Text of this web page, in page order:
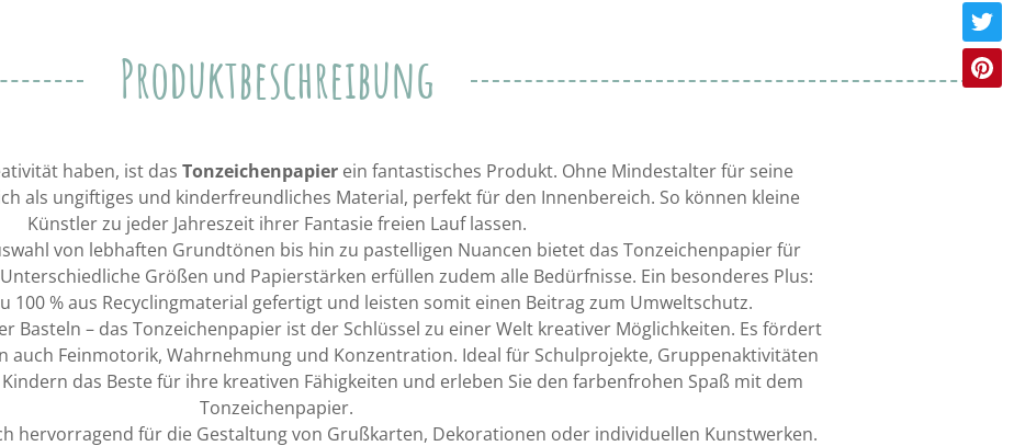
Produktbeschreibung
haben, ist das Tonzeichenpapier ein fantastisches Produkt. Ohne Mindestalter für seine
als ungiftiges und kinderfreundliches Material, perfekt für den Innenbereich. So können kleine
Künstler zu jeder Jahreszeit ihrer Fantasie freien Lauf lassen.
von lebhaften Grundtönen bis hin zu pastelligen Nuancen bietet das Tonzeichenpapier für
Größen und Papierstärken erfüllen zudem alle Bedürfnisse. Ein besonderes Plus:
100 % aus Recyclingmaterial gefertigt und leisten somit einen Beitrag zum Umweltschutz.
Basteln – das Tonzeichenpapier ist der Schlüssel zu einer Welt kreativer Möglichkeiten. Es fördert
auch Feinmotorik, Wahrnehmung und Konzentration. Ideal für Schulprojekte, Gruppenaktivitäten
das Beste für ihre kreativen Fähigkeiten und erleben Sie den farbenfrohen Spaß mit dem
Tonzeichenpapier.
hervorragend für die Gestaltung von Grußkarten, Dekorationen oder individuellen Kunstwerken.